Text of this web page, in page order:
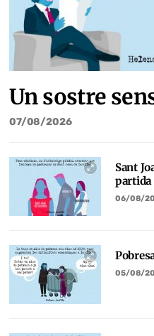
Un sostre
07/08/2026
Sant
partida
06/08/
05/08/